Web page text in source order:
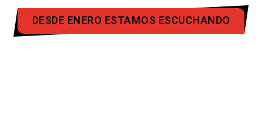
DESDE ENERO ESTAMOS ESCUCHANDO